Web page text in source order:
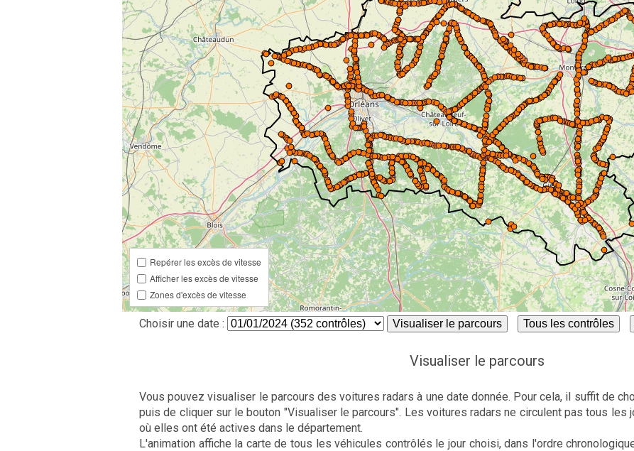
Repérer les excès de vitesse
Afficher les excès de vitesse
Zones d'excès de vitesse
Choisir une date : Visualiser le parcours Tous les contrôles
Visualiser le parcours
Vous pouvez visualiser le parcours des voitures radars à une date donnée. Pour cela, il suffit de
puis de cliquer sur le bouton "Visualiser le parcours". Les voitures radars ne circulent pas tous les
où elles ont été actives dans le département.
L'animation affiche la carte de tous les véhicules contrôlés le jour choisi, dans l'ordre